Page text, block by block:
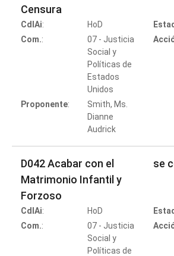
Censura
CdlAi:
HoD
Com.:
07 - Justicia
Social y
Políticas de
Estados
Unidos
Proponente:
Smith, Ms.
Dianne
Audrick
D042 Acabar con el
Matrimonio Infantil y
Forzoso
se
CdlAi:
HoD
Com.:
07 - Justicia
Social y
Políticas de